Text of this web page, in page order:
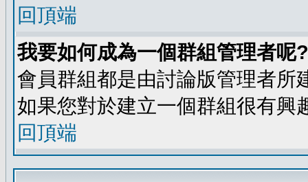
回頂端
我要如何成為一個群組管理者呢?
會員群組都是由討論版管理者所
如果您對於建立一個群組很有興
回頂端